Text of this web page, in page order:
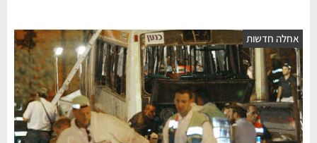
אחלה חדשות